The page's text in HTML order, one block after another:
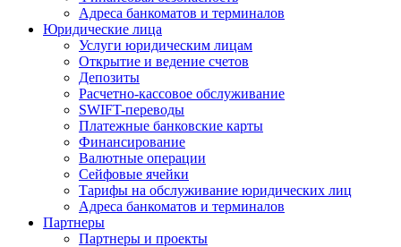
Адреса банкоматов и терминалов
Юридические лица
Услуги юридическим лицам
Открытие и ведение счетов
Депозиты
Расчетно-кассовое обслуживание
SWIFT-переводы
Платежные банковские карты
Финансирование
Валютные операции
Сейфовые ячейки
Тарифы на обслуживание юридических лиц
Адреса банкоматов и терминалов
Партнеры
Партнеры и проекты